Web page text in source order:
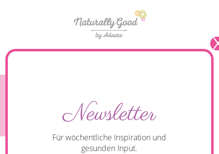
Newsletter
Für wöchentliche Inspiration und
gesunden Input.